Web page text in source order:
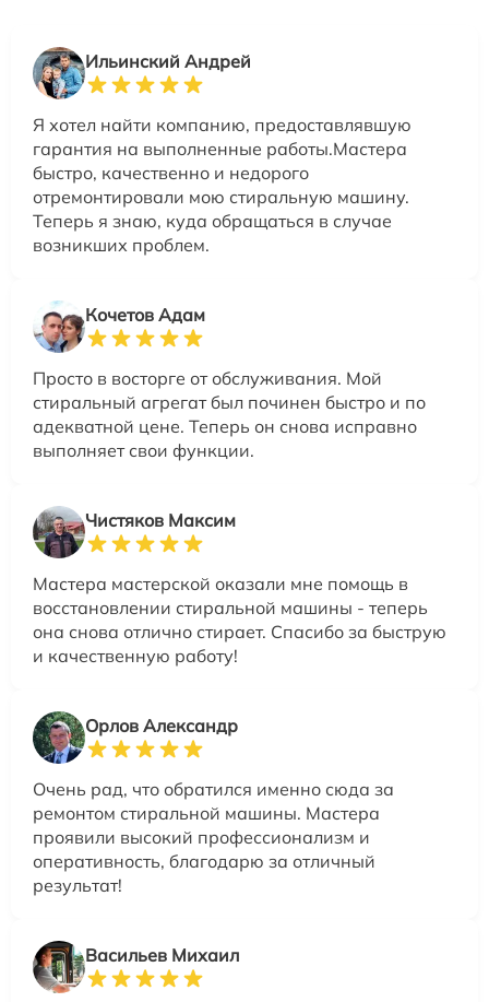
Ильинский Андрей
Я хотел найти компанию, предоставлявшую
гарантия на выполненные работы.Мастера
быстро, качественно и недорого
отремонтировали мою стиральную машину.
Теперь я знаю, куда обращаться в случае
возникших проблем.
Кочетов Адам
Просто в восторге от обслуживания. Мой
стиральный агрегат был починен быстро и по
адекватной цене. Теперь он снова исправно
выполняет свои функции.
Чистяков Максим
Мастера мастерской оказали мне помощь в
восстановлении стиральной машины - теперь
она снова отлично стирает. Спасибо за быструю
и качественную работу!
Орлов Александр
Очень рад, что обратился именно сюда за
ремонтом стиральной машины. Мастера
проявили высокий профессионализм и
оперативность, благодарю за отличный
результат!
Васильев Михаил